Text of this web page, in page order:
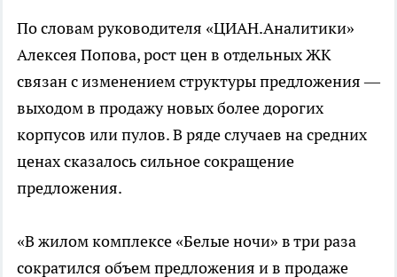
По словам руководителя «ЦИАН.Аналитики»
Алексея Попова, рост цен в отдельных ЖК
связан с изменением структуры предложения —
выходом в продажу новых более дорогих
корпусов или пулов. В ряде случаев на средних
ценах сказалось сильное сокращение
предложения.
«В жилом комплексе «Белые ночи» в три раза
сократился объем предложения и в продаже